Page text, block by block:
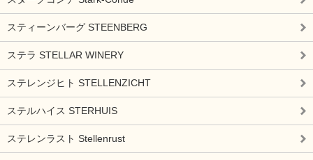
スティーンバーグ STEENBERG
ステラ STELLAR WINERY
ステレンジヒト STELLENZICHT
ステルハイス STERHUIS
ステレンラスト Stellenrust